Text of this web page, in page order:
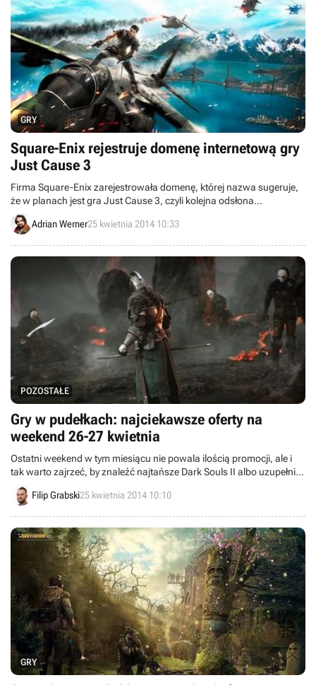
GRY
Square-Enix rejestruje domenę internetową gry
Just Cause 3
Firma Square-Enix zarejestrowała domenę, której nazwa sugeruje,
że w planach jest gra Just Cause 3, czyli kolejna odsłona
popularnego sandboksowego cyklu studia Avalanche.
Adrian Werner25 kwietnia 2014 10:33
POZOSTAŁE
Gry w pudełkach: najciekawsze oferty na
weekend 26-27 kwietnia
Ostatni weekend w tym miesiącu nie powala ilością promocji, ale i
tak warto zajrzeć, by znaleźć najtańsze Dark Souls II albo uzupełnić
braki wśród gier na...PS2! Zainteresowani?
Filip Grabski25 kwietnia 2014 10:10
GRY